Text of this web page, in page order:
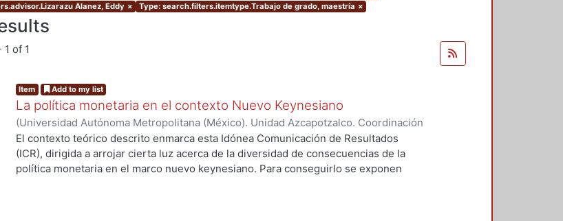
Alanez, Eddy × Type: search.filters.itemtype.Trabajo de grado, maestría ×
1 of 1
Item Add to my list
La política monetaria en el contexto Nuevo Keynesiano
(Universidad Autónoma Metropolitana (México). Unidad Azcapotzalco. Coordinación
de Servicios de Información.,2015-12-09)Cernichiaro Reyna, Christopher
El contexto teórico descrito enmarca esta Idónea Comunicación de Resultados
(ICR), dirigida a arrojar cierta luz acerca de la diversidad de consecuencias de la
política monetaria en el marco nuevo keynesiano. Para conseguirlo se exponen